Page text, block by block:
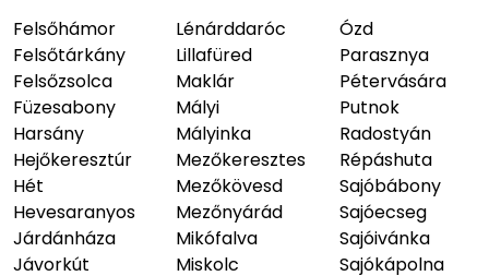
Felsőhámor
Felsőtárkány
Felsőzsolca
Füzesabony
Harsány
Hejőkeresztúr
Hét
Hevesaranyos
Járdánháza
Jávorkút
Lénárddaróc
Lillafüred
Maklár
Mályi
Mályinka
Mezőkeresztes
Mezőkövesd
Mezőnyárád
Mikófalva
Miskolc
Ózd
Parasznya
Pétervására
Putnok
Radostyán
Répáshuta
Sajóbábony
Sajóecseg
Sajóivánka
Sajókápolna